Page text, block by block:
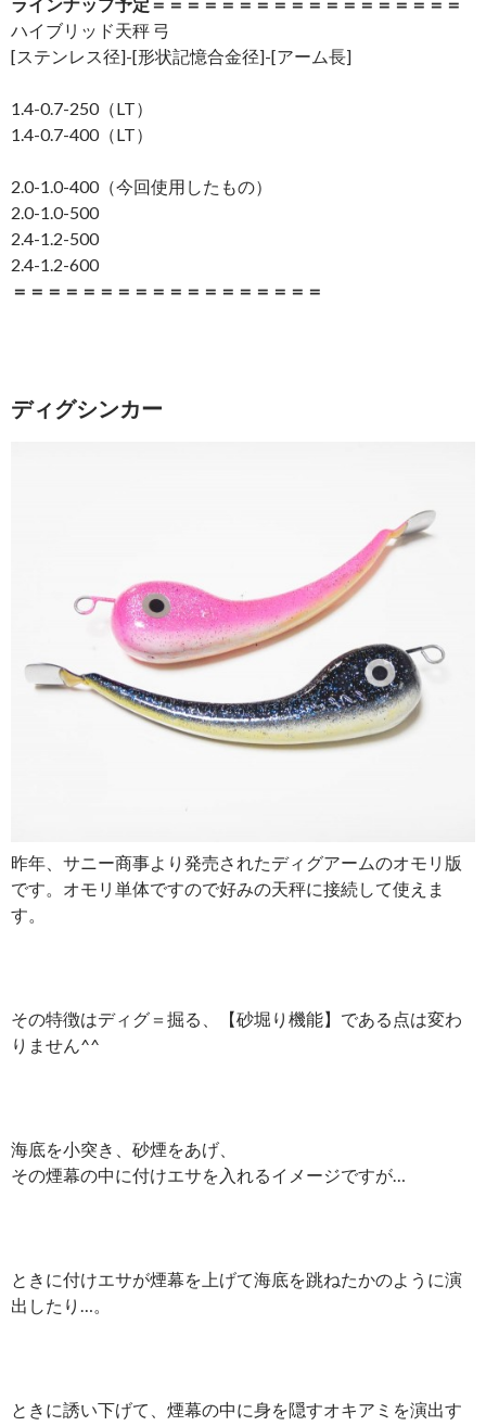
ラインナップ予定＝＝＝＝＝＝＝＝＝＝＝＝＝＝＝＝＝＝
ハイブリッド天秤 弓
[ステンレス径]-[形状記憶合金径]-[アーム長]
1.4-0.7-250（LT）
1.4-0.7-400（LT）
2.0-1.0-400（今回使用したもの）
2.0-1.0-500
2.4-1.2-500
2.4-1.2-600
＝＝＝＝＝＝＝＝＝＝＝＝＝＝＝＝＝＝
ディグシンカー
昨年、サニー商事より発売されたディグアームのオモリ版
です。オモリ単体ですので好みの天秤に接続して使えま
す。
その特徴はディグ＝掘る、【砂堀り機能】である点は変わ
りません^^
海底を小突き、砂煙をあげ、
その煙幕の中に付けエサを入れるイメージですが…
ときに付けエサが煙幕を上げて海底を跳ねたかのように演
出したり…。
ときに誘い下げて、煙幕の中に身を隠すオキアミを演出す